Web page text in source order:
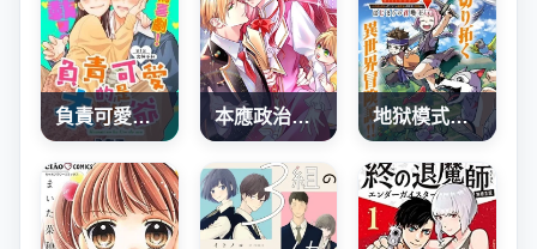
負責可愛的是本大爺 本應政治聯姻了的前男友 （現上司）追着我求複合 地狱模式～喜欢速通游戏的玩家在废设定异世界无双